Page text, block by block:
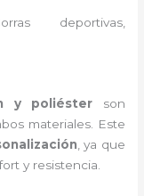
deportivas,
y poliéster son
materiales. Este
, ya que
y resistencia.